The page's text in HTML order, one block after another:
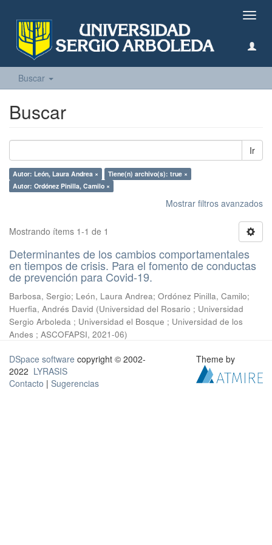
Buscar
Buscar
Ir
Autor: León, Laura Andrea ×
Tiene(n) archivo(s): true ×
Autor: Ordónez Pinilla, Camilo ×
Mostrar filtros avanzados
Mostrando ítems 1-1 de 1
Determinantes de los cambios comportamentales
en tiempos de crisis. Para el fomento de conductas
de prevención para Covid-19.
Barbosa, Sergio; León, Laura Andrea; Ordónez Pinilla, Camilo;
Huerfia, Andrés David (Universidad del Rosario ; Universidad
Sergio Arboleda ; Universidad el Bosque ; Universidad de los
Andes ; ASCOFAPSI, 2021-06)
DSpace software copyright © 2002-
2022 LYRASIS
Contacto | Sugerencias
Theme by